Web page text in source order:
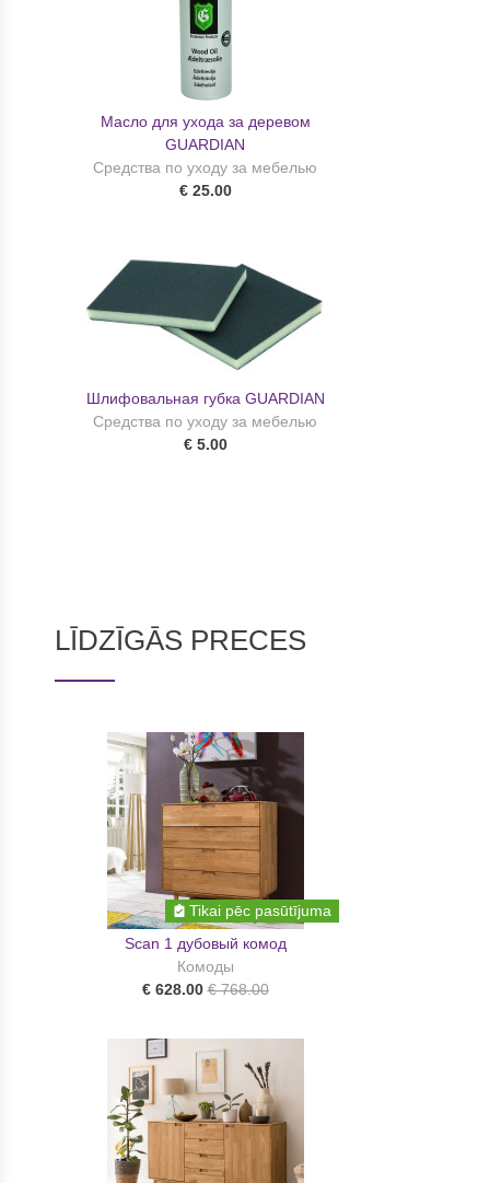
Масло для ухода за деревом
GUARDIAN
Средства по уходу за мебелью
€ 25.00
Шлифовальная губка GUARDIAN
Средства по уходу за мебелью
€ 5.00
LĪDZĪGĀS PRECES
Tikai pēc pasūtījuma
Scan 1 дубовый комод
Комоды
€ 628.00 € 768.00